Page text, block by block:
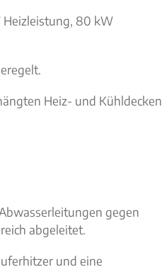
Heizleistung, 80 kW
Heiz- und Kühldecken
gegen
abgeleitet.
und eine